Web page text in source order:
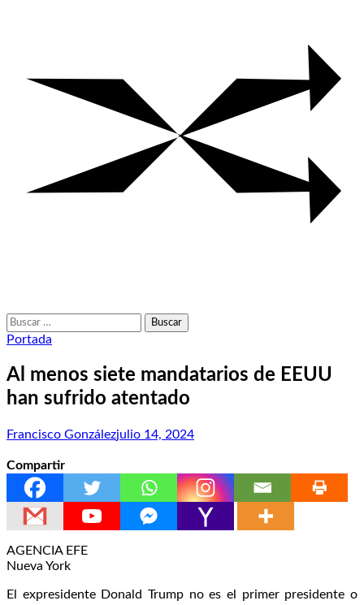
Buscar:
Portada
Al menos siete mandatarios de EEUU
han sufrido atentado
Francisco Gonzálezjulio 14, 2024
Compartir
AGENCIA EFE
Nueva York
El expresidente Donald Trump no es el primer presidente o